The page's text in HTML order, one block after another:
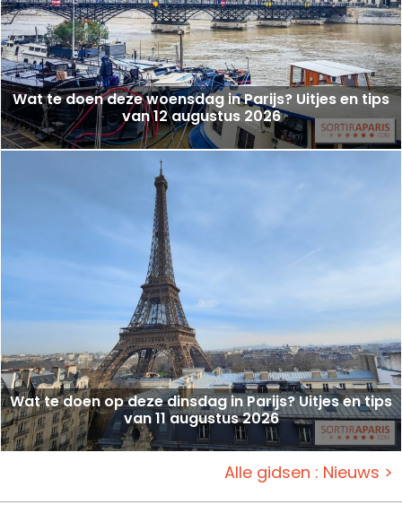
Wat te doen deze woensdag in Parijs? Uitjes en tips
van 12 augustus 2026
Wat te doen op deze dinsdag in Parijs? Uitjes en tips
van 11 augustus 2026
Alle gidsen : Nieuws >